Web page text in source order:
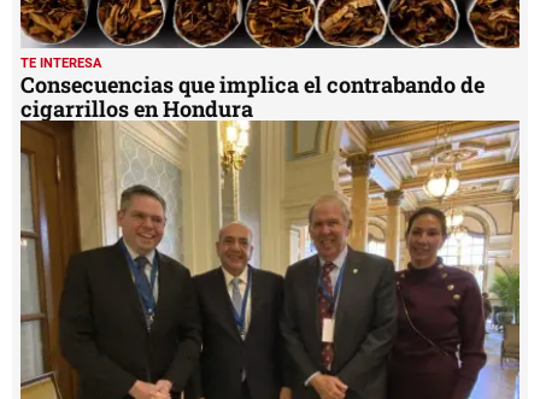
TE INTERESA
Consecuencias que implica el contrabando de
cigarrillos en Hondura